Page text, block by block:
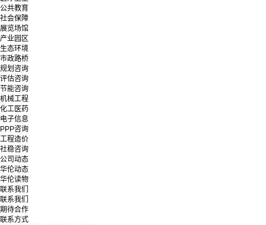
公共教育
社会保障
展览场馆
产业园区
生态环境
市政路桥
规划咨询
评估咨询
节能咨询
机械工程
化工医药
电子信息
PPP咨询
工程造价
社稳咨询
公司动态
华伦动态
华伦读物
联系我们
联系我们
期待合作
联系方式